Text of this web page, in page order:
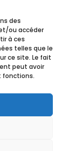
des
ou accéder
à ces
telles que le
ce site. Le fait
peut avoir
fonctions.